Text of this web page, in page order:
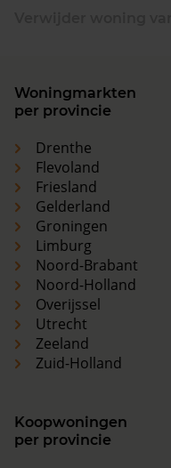
Woningmarkten
per provincie
Drenthe
Flevoland
Friesland
Gelderland
Groningen
Limburg
Noord-Brabant
Noord-Holland
Overijssel
Utrecht
Zeeland
Zuid-Holland
Koopwoningen
per provincie